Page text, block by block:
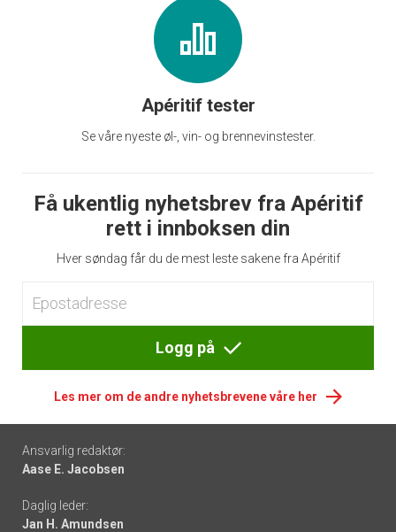
Apéritif tester
Se våre nyeste øl-, vin- og brennevinstester.
Få ukentlig nyhetsbrev fra Apéritif
rett i innboksen din
Hver søndag får du de mest leste sakene fra Apéritif
Logg på
Les mer om de andre nyhetsbrevene våre her
Footer
-
links
Ansvarlig redaktør:
Aase E. Jacobsen
Daglig leder:
Jan H. Amundsen